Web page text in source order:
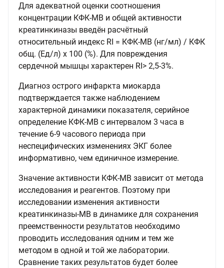
Для адекватной оценки соотношения
концентрации КФК-MB и общей активности
креатинкиназы введён расчётный
относительный индекс RI = КФК-MB (нг/мл) / КФК
общ. (Ед/л) х 100 (%). Для повреждения
сердечной мышцы характерен RI> 2,5-3%.
Диагноз острого инфаркта миокарда
подтверждается также наблюдением
характерной динамики показателя, серийное
определение КФК-MB с интервалом 3 часа в
течение 6-9 часового периода при
неспецифических изменениях ЭКГ более
информативно, чем единичное измерение.
Значение активности КФК-МВ зависит от метода
исследования и реагентов. Поэтому при
исследовании изменения активности
креатинкиназы-МВ в динамике для сохранения
преемственности результатов необходимо
проводить исследования одним и тем же
методом в одной и той же лаборатории.
Сравнение таких результатов будет более